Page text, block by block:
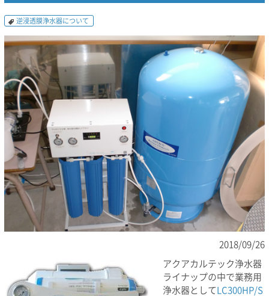
逆浸透膜浄水器について
2018/09/26
アクアカルテック浄水器
ライナップの中で業務用
浄水器としてLC300HP/S